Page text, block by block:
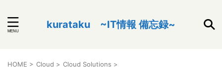
kurataku ~IT情報 備忘録~
HOME > Cloud > Cloud Solutions >